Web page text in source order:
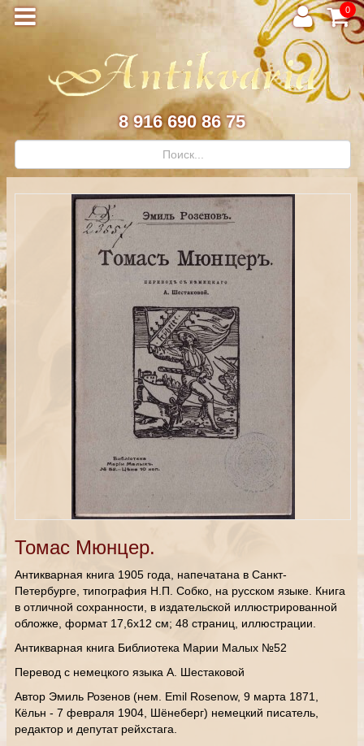
0
8 916 690 86 75
Томас Мюнцер.
Антикварная книга 1905 года, напечатана в Санкт-
Петербурге, типография Н.П. Собко, на русском языке. Книга
в отличной сохранности, в издательской иллюстрированной
обложке, формат 17,6х12 см; 48 страниц, иллюстрации.
Антикварная книга Библиотека Марии Малых №52
Перевод с немецкого языка А. Шестаковой
Автор Эмиль Розенов (нем. Emil Rosenow, 9 марта 1871,
Кёльн - 7 февраля 1904, Шёнеберг) немецкий писатель,
редактор и депутат рейхстага.